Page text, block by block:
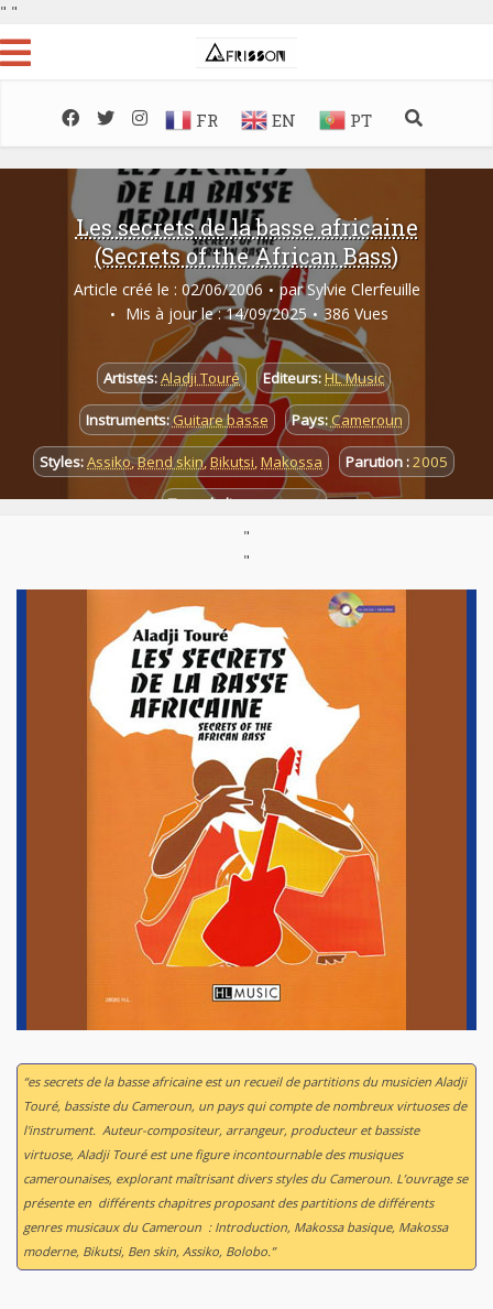
" "
FR EN PT
Les secrets de la basse africaine
(Secrets of the African Bass)
Article créé le : 02/06/2006 par Sylvie Clerfeuille
Mis à jour le : 14/09/2025
386 Vues
Artistes:Aladji Touré Editeurs:HL Music
Instruments:Guitare basse Pays:Cameroun
Styles:Assiko,Bend skin,Bikutsi,Makossa Parution :2005
Type de livre :partition
"
"
“es secrets de la basse africaine est un recueil de partitions du musicien Aladji
Touré, bassiste du Cameroun, un pays qui compte de nombreux virtuoses de
l'instrument. Auteur-compositeur, arrangeur, producteur et bassiste
virtuose, Aladji Touré est une figure incontournable des musiques
camerounaises, explorant maîtrisant divers styles du Cameroun. L’ouvrage se
présente en différents chapitres proposant des partitions de différents
genres musicaux du Cameroun : Introduction, Makossa basique, Makossa
moderne, Bikutsi, Ben skin, Assiko, Bolobo.”